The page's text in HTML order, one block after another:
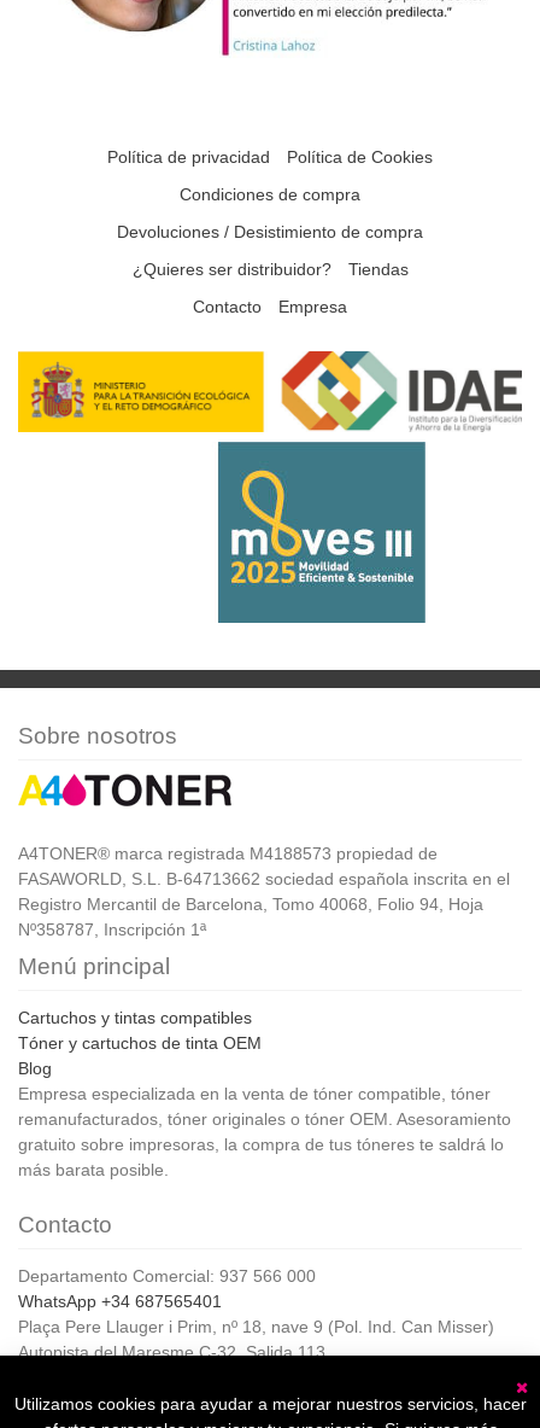
Política de privacidad
Política de Cookies
Condiciones de compra
Devoluciones / Desistimiento de compra
¿Quieres ser distribuidor?
Tiendas
Contacto
Empresa
Sobre nosotros
A4TONER® marca registrada M4188573 propiedad de
FASAWORLD, S.L. B-64713662 sociedad española inscrita en el
Registro Mercantil de Barcelona, Tomo 40068, Folio 94, Hoja
Nº358787, Inscripción 1ª
Menú principal
Cartuchos y tintas compatibles
Tóner y cartuchos de tinta OEM
Blog
Empresa especializada en la venta de tóner compatible, tóner
remanufacturados, tóner originales o tóner OEM. Asesoramiento
gratuito sobre impresoras, la compra de tus tóneres te saldrá lo
más barata posible.
Contacto
Departamento Comercial: 937 566 000
WhatsApp +34 687565401
Plaça Pere Llauger i Prim, nº 18, nave 9 (Pol. Ind. Can Misser)
Autopista del Maresme C-32, Salida 113
Horario de Atención al cliente:
Utilizamos cookies para ayudar a mejorar nuestros servicios, hacer